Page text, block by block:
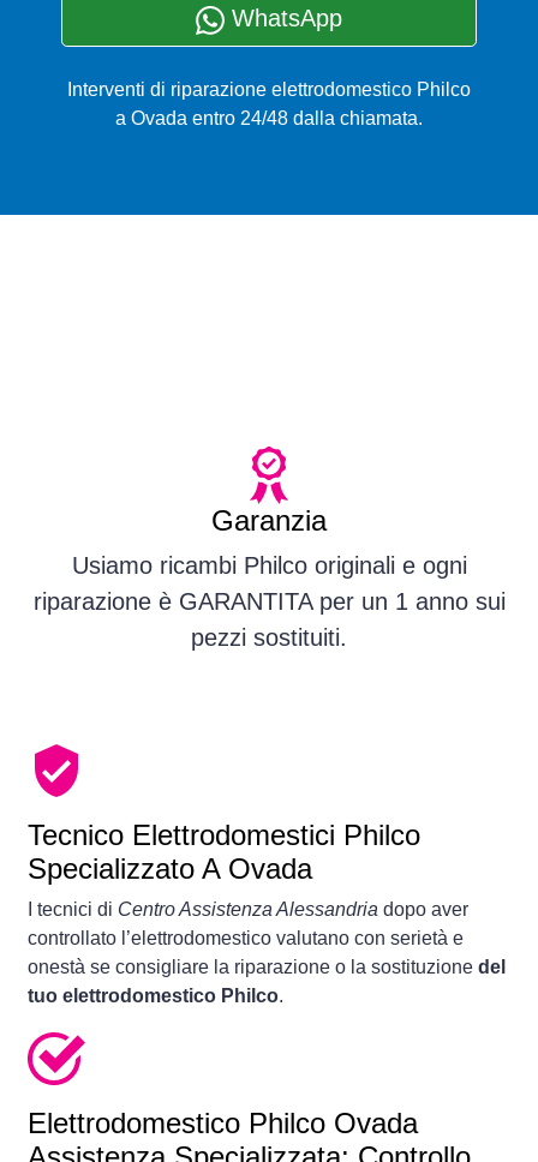
WhatsApp
Interventi di riparazione elettrodomestico Philco
a Ovada entro 24/48 dalla chiamata.
Garanzia
Usiamo ricambi Philco originali e ogni
riparazione è GARANTITA per un 1 anno sui
pezzi sostituiti.
Tecnico Elettrodomestici Philco
Specializzato A Ovada
I tecnici di Centro Assistenza Alessandria dopo aver
controllato l’elettrodomestico valutano con serietà e
onestà se consigliare la riparazione o la sostituzione del
tuo elettrodomestico Philco.
Elettrodomestico Philco Ovada